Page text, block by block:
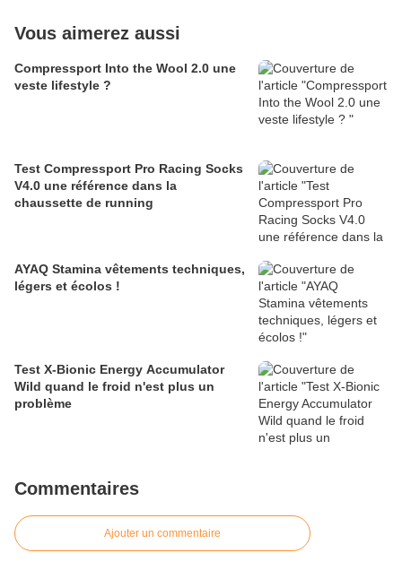
Vous aimerez aussi
Compressport Into the Wool 2.0 une
veste lifestyle ?
Test Compressport Pro Racing Socks
V4.0 une référence dans la
chaussette de running
AYAQ Stamina vêtements techniques,
légers et écolos !
Test X-Bionic Energy Accumulator
Wild quand le froid n'est plus un
problème
Commentaires
Ajouter un commentaire